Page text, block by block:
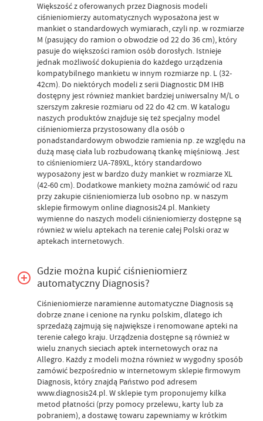
Większość z oferowanych przez Diagnosis modeli
ciśnieniomierzy automatycznych wyposażona jest w
mankiet o standardowych wymiarach, czyli np. w rozmiarze
M (pasujący do ramion o obwodzie od 22 do 36 cm), który
pasuje do większości ramion osób dorosłych. Istnieje
jednak możliwość dokupienia do każdego urządzenia
kompatybilnego mankietu w innym rozmiarze np. L (32-
42cm). Do niektórych modeli z serii Diagnostic DM IHB
dostępny jest również mankiet bardziej uniwersalny M/L o
szerszym zakresie rozmiaru od 22 do 42 cm. W katalogu
naszych produktów znajduje się też specjalny model
ciśnieniomierza przystosowany dla osób o
ponadstandardowym obwodzie ramienia np. ze względu na
dużą masę ciała lub rozbudowaną tkankę mięśniową. Jest
to ciśnieniomierz UA-789XL, który standardowo
wyposażony jest w bardzo duży mankiet w rozmiarze XL
(42-60 cm). Dodatkowe mankiety można zamówić od razu
przy zakupie ciśnieniomierza lub osobno np. w naszym
sklepie firmowym online diagnosis24.pl. Mankiety
wymienne do naszych modeli ciśnieniomierzy dostępne są
również w wielu aptekach na terenie całej Polski oraz w
aptekach internetowych.
Gdzie można kupić ciśnieniomierz
automatyczny Diagnosis?
Ciśnieniomierze naramienne automatyczne Diagnosis są
dobrze znane i cenione na rynku polskim, dlatego ich
sprzedażą zajmują się największe i renomowane apteki na
terenie całego kraju. Urządzenia dostępne są również w
wielu znanych sieciach aptek internetowych oraz na
Allegro. Każdy z modeli można również w wygodny sposób
zamówić bezpośrednio w internetowym sklepie firmowym
Diagnosis, który znajdą Państwo pod adresem
www.diagnosis24.pl. W sklepie tym proponujemy kilka
metod płatności (przy pomocy przelewu, karty lub za
pobraniem), a dostawę towaru zapewniamy w krótkim